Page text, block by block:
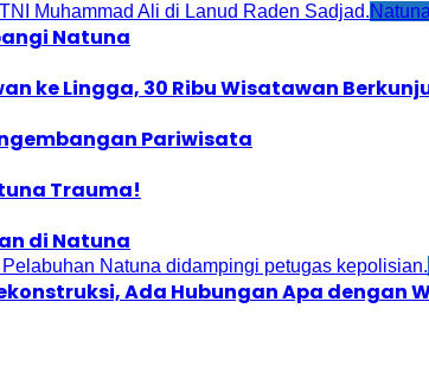
Natuna
Natuna
ke Lingga, 30 Ribu Wisatawan
Pariwisata
Trauma!
di Natuna
Ada Hubungan Apa dengan